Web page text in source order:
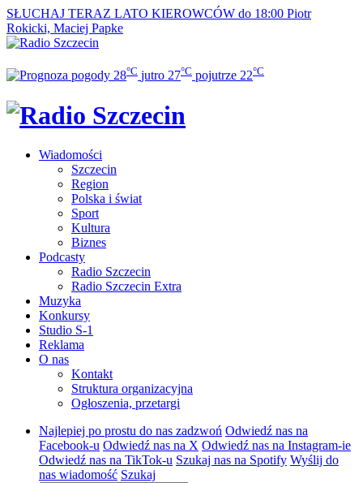
SŁUCHAJ TERAZ LATO KIEROWCÓW do 18:00 Piotr
Rokicki, Maciej Papke
28°C jutro 27°C pojutrze 22°C
Wiadomości
Szczecin
Region
Polska i świat
Sport
Kultura
Biznes
Podcasty
Radio Szczecin
Radio Szczecin Extra
Muzyka
Konkursy
Studio S-1
Reklama
O nas
Kontakt
Struktura organizacyjna
Ogłoszenia, przetargi
Najlepiej po prostu do nas zadzwoń Odwiedź nas na
Facebook-u Odwiedź nas na X Odwiedź nas na Instagram-ie
Odwiedź nas na TikTok-u Szukaj nas na Spotify Wyślij do
nas wiadomość Szukaj